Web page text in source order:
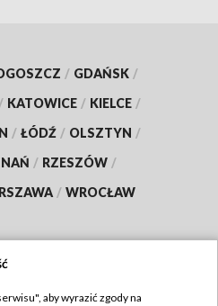
/ GDAŃSK /
/ KATOWICE / KIELCE /
/ ŁÓDŹ / OLSZTYN /
/ RZESZÓW /
/ WROCŁAW
aby wyrazić zgody na